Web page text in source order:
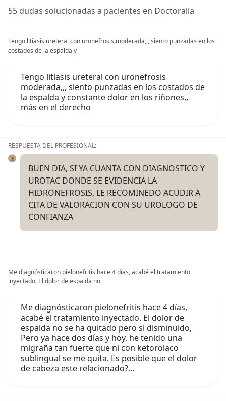
55 dudas solucionadas a pacientes en Doctoralia
Tengo litiasis ureteral con uronefrosis moderada,,, siento punzadas en los
costados de la espalda y
Tengo litiasis ureteral con uronefrosis
moderada,,, siento punzadas en los costados de
la espalda y constante dolor en los riñones,,
más en el derecho
RESPUESTA DEL PROFESIONAL:
BUEN DIA, SI YA CUANTA CON DIAGNOSTICO Y
UROTAC DONDE SE EVIDENCIA LA
HIDRONEFROSIS, LE RECOMINEDO ACUDIR A
CITA DE VALORACION CON SU UROLOGO DE
CONFIANZA
Me diagnósticaron pielonefritis hace 4 días, acabé el tratamiento
inyectado. El dolor de espalda no
Me diagnósticaron pielonefritis hace 4 días,
acabé el tratamiento inyectado. El dolor de
espalda no se ha quitado pero si disminuido,
Pero ya hace dos días y hoy, he tenido una
migraña tan fuerte que ni con ketorolaco
sublingual se me quita. Es posible que el dolor
de cabeza este relacionado?…